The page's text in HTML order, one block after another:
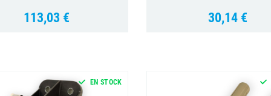
Prix
113,03 €
Prix
30,14 €
EN STOCK